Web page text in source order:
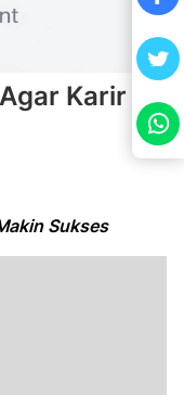
Karir
Sukses